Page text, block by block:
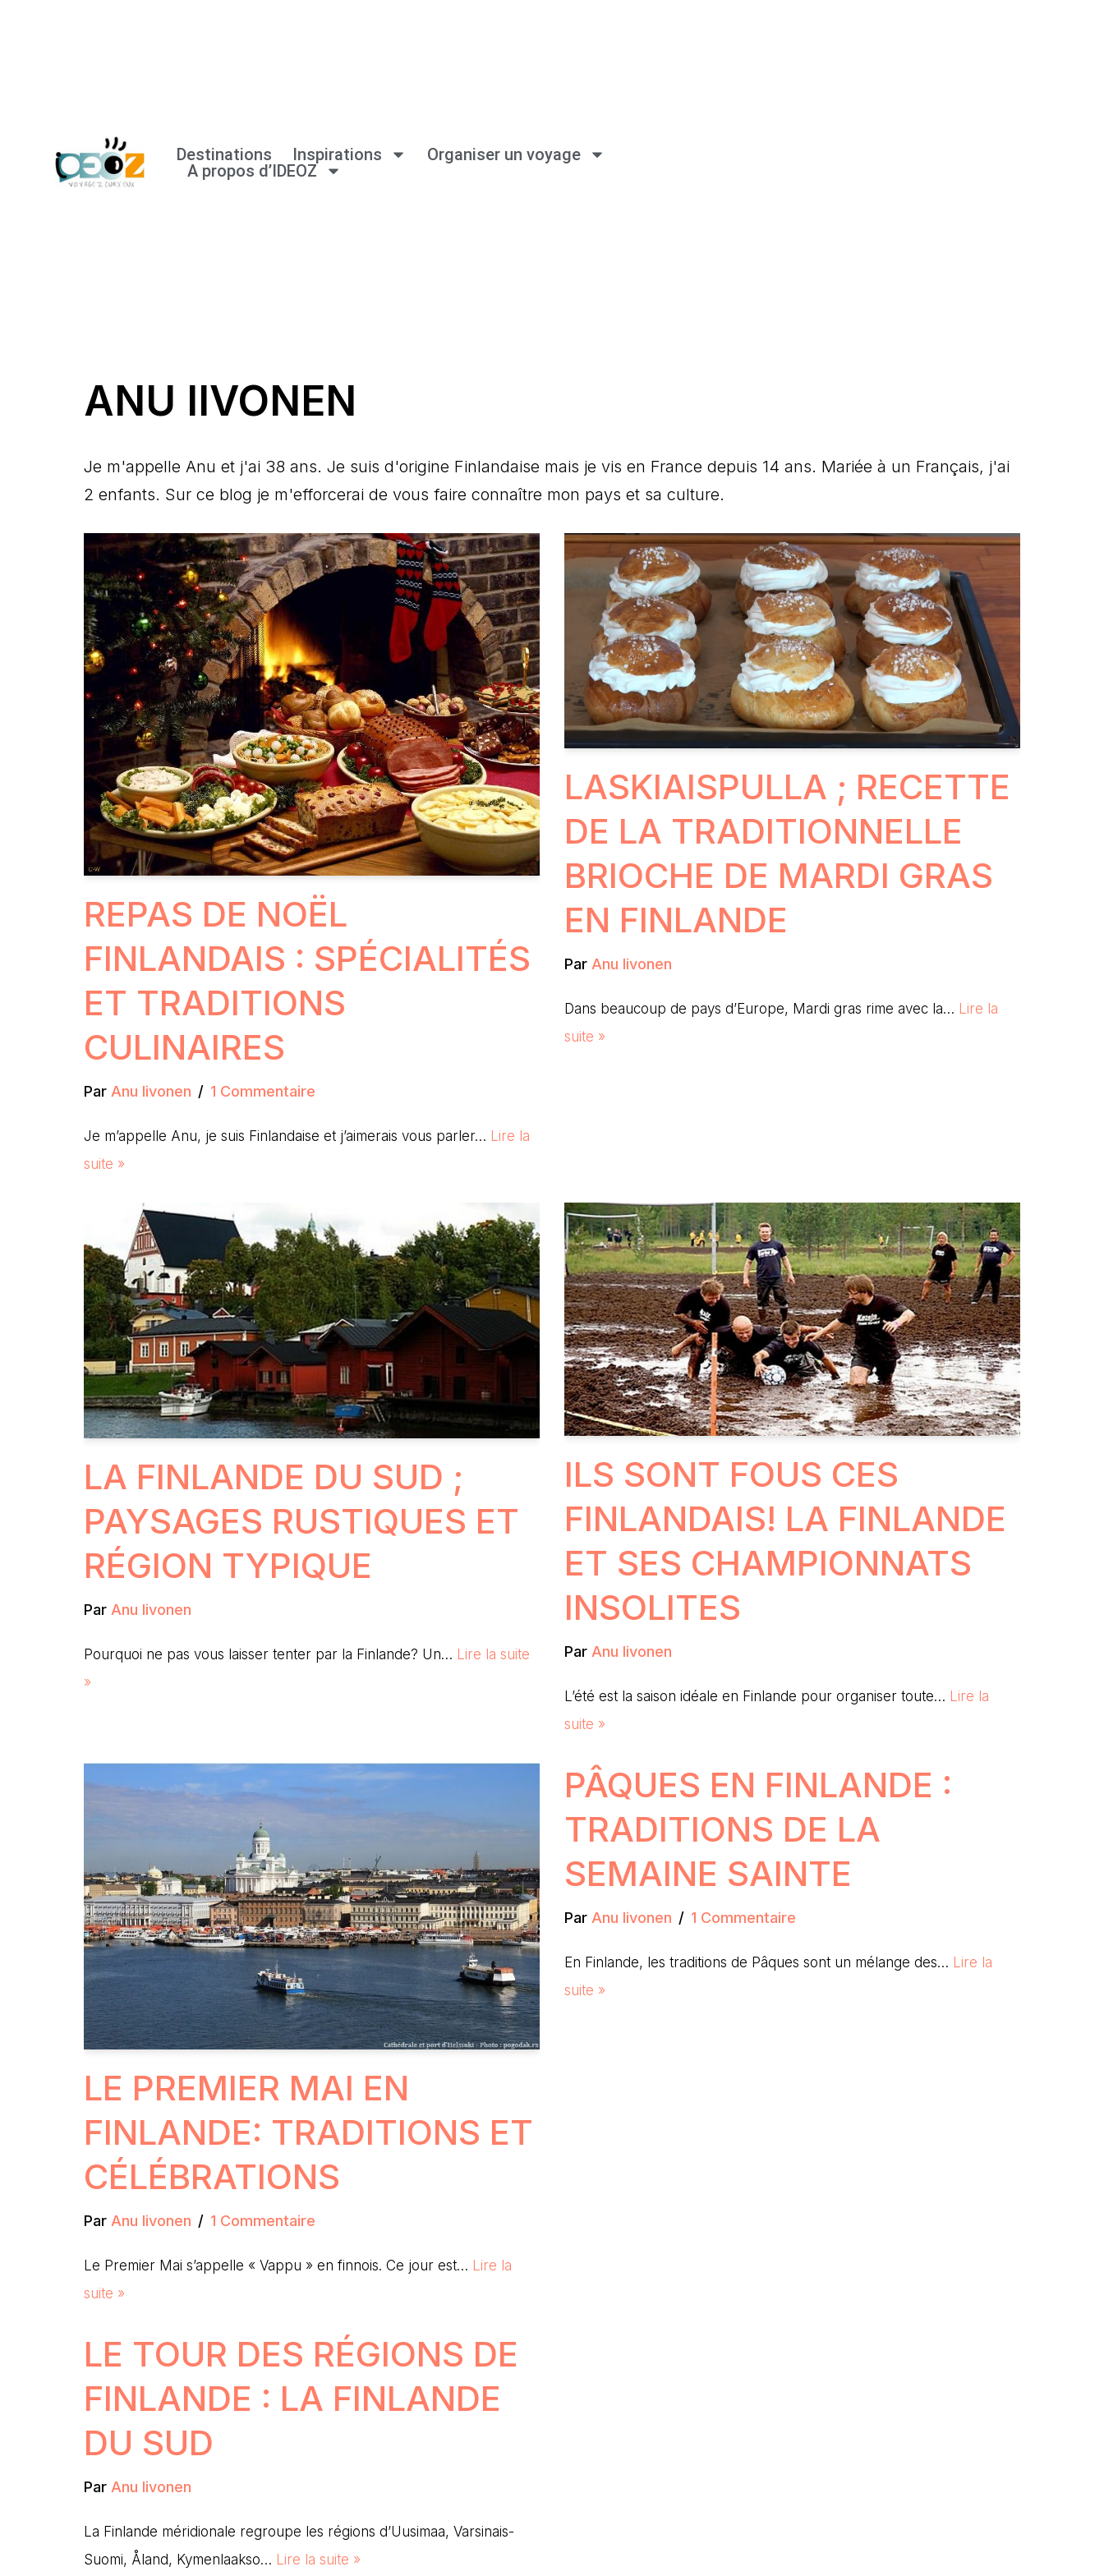
Destinations Inspirations
Organiser un voyage
A propos d’IDEOZ
ANU IIVONEN
Je m'appelle Anu et j'ai 38 ans. Je suis d'origine Finlandaise mais je vis en France depuis 14 ans. Mariée à un Français, j'ai
2 enfants. Sur ce blog je m'efforcerai de vous faire connaître mon pays et sa culture.
REPAS DE NOËL
FINLANDAIS : SPÉCIALITÉS
ET TRADITIONS
CULINAIRES
Par Anu Iivonen 1 Commentaire
Je m’appelle Anu, je suis Finlandaise et j’aimerais vous parler… Lire la
suite »
LASKIAISPULLA ; RECETTE
DE LA TRADITIONNELLE
BRIOCHE DE MARDI GRAS
EN FINLANDE
Par Anu Iivonen
Dans beaucoup de pays d’Europe, Mardi gras rime avec la… Lire la
suite »
LA FINLANDE DU SUD ;
PAYSAGES RUSTIQUES ET
RÉGION TYPIQUE
Par Anu Iivonen
Pourquoi ne pas vous laisser tenter par la Finlande? Un… Lire la suite
»
ILS SONT FOUS CES
FINLANDAIS! LA FINLANDE
ET SES CHAMPIONNATS
INSOLITES
Par Anu Iivonen
L’été est la saison idéale en Finlande pour organiser toute… Lire la
suite »
LE PREMIER MAI EN
FINLANDE: TRADITIONS ET
CÉLÉBRATIONS
Par Anu Iivonen 1 Commentaire
Le Premier Mai s’appelle « Vappu » en finnois. Ce jour est… Lire la
suite »
PÂQUES EN FINLANDE :
TRADITIONS DE LA
SEMAINE SAINTE
Par Anu Iivonen 1 Commentaire
En Finlande, les traditions de Pâques sont un mélange des… Lire la
suite »
LE TOUR DES RÉGIONS DE
FINLANDE : LA FINLANDE
DU SUD
Par Anu Iivonen
La Finlande méridionale regroupe les régions d’Uusimaa, Varsinais-
Suomi, Åland, Kymenlaakso… Lire la suite »